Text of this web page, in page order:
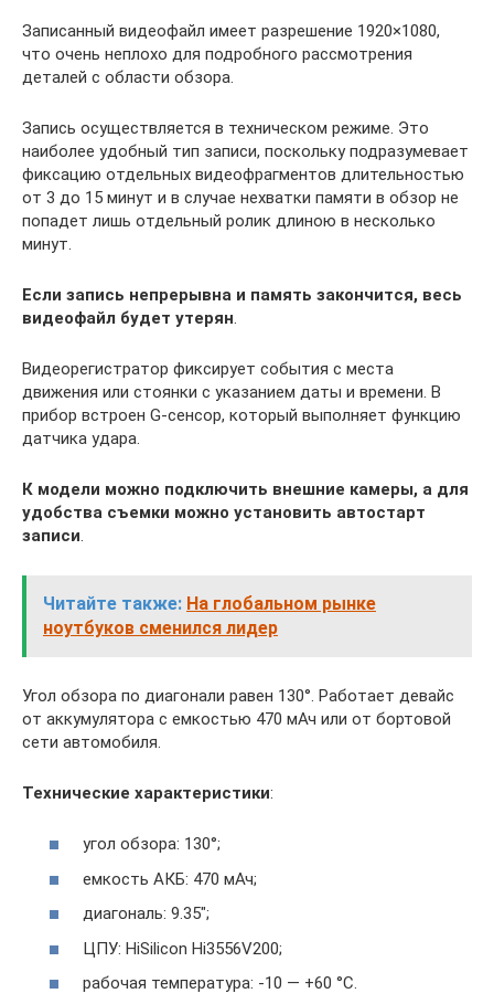
Записанный видеофайл имеет разрешение 1920×1080,
что очень неплохо для подробного рассмотрения
деталей с области обзора.
Запись осуществляется в техническом режиме. Это
наиболее удобный тип записи, поскольку подразумевает
фиксацию отдельных видеофрагментов длительностью
от 3 до 15 минут и в случае нехватки памяти в обзор не
попадет лишь отдельный ролик длиною в несколько
минут.
Если запись непрерывна и память закончится, весь
видеофайл будет утерян
Видеорегистратор фиксирует события с места
движения или стоянки с указанием даты и времени. В
прибор встроен G-сенсор, который выполняет функцию
датчика удара.
К модели можно подключить внешние камеры, а для
удобства съемки можно установить автостарт
записи
Читайте также: На глобальном рынке
ноутбуков сменился лидер
Угол обзора по диагонали равен 130°. Работает девайс
от аккумулятора с емкостью 470 мАч или от бортовой
сети автомобиля.
Технические характеристики:
угол обзора: 130°;
емкость АКБ: 470 мАч;
диагональ: 9.35″;
ЦПУ: HiSilicon Hi3556V200;
рабочая температура: -10 — +60 °C.